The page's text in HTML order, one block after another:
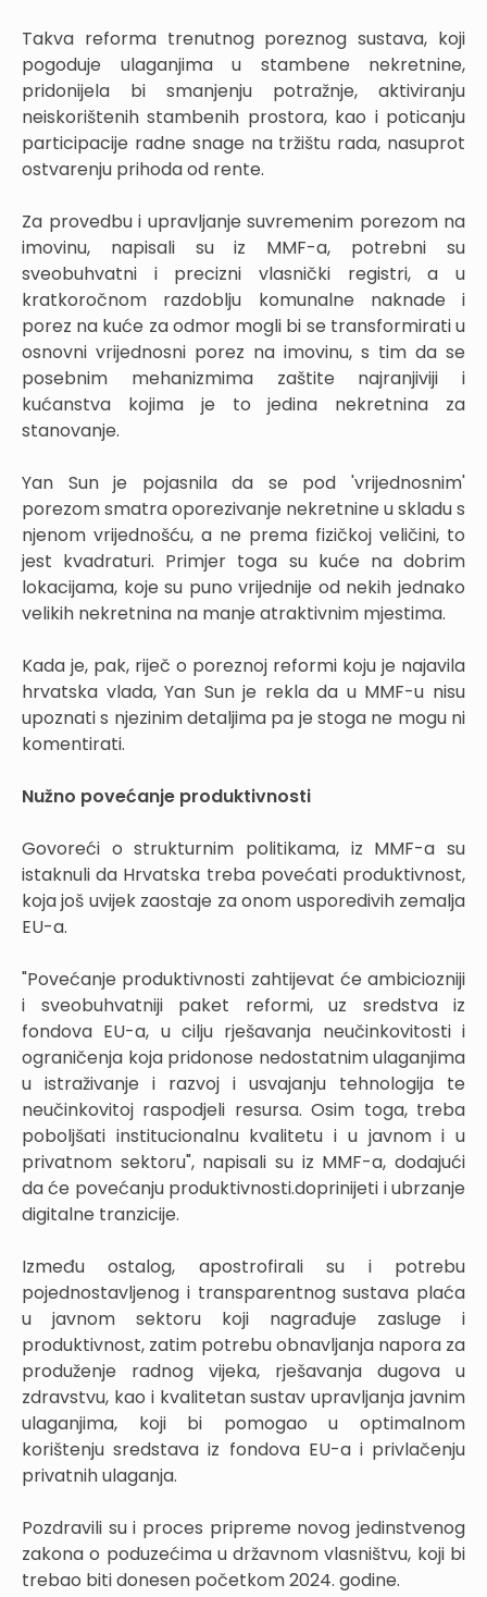
Takva reforma trenutnog poreznog sustava, koji
pogoduje ulaganjima u stambene nekretnine,
pridonijela bi smanjenju potražnje, aktiviranju
neiskorištenih stambenih prostora, kao i poticanju
participacije radne snage na tržištu rada, nasuprot
ostvarenju prihoda od rente.
Za provedbu i upravljanje suvremenim porezom na
imovinu, napisali su iz MMF-a, potrebni su
sveobuhvatni i precizni vlasnički registri, a u
kratkoročnom razdoblju komunalne naknade i
porez na kuće za odmor mogli bi se transformirati u
osnovni vrijednosni porez na imovinu, s tim da se
posebnim mehanizmima zaštite najranjiviji i
kućanstva kojima je to jedina nekretnina za
stanovanje.
Yan Sun je pojasnila da se pod 'vrijednosnim'
porezom smatra oporezivanje nekretnine u skladu s
njenom vrijednošću, a ne prema fizičkoj veličini, to
jest kvadraturi. Primjer toga su kuće na dobrim
lokacijama, koje su puno vrijednije od nekih jednako
velikih nekretnina na manje atraktivnim mjestima.
Kada je, pak, riječ o poreznoj reformi koju je najavila
hrvatska vlada, Yan Sun je rekla da u MMF-u nisu
upoznati s njezinim detaljima pa je stoga ne mogu ni
komentirati.
Nužno povećanje produktivnosti
Govoreći o strukturnim politikama, iz MMF-a su
istaknuli da Hrvatska treba povećati produktivnost,
koja još uvijek zaostaje za onom usporedivih zemalja
EU-a.
"Povećanje produktivnosti zahtijevat će ambiciozniji
i sveobuhvatniji paket reformi, uz sredstva iz
fondova EU-a, u cilju rješavanja neučinkovitosti i
ograničenja koja pridonose nedostatnim ulaganjima
u istraživanje i razvoj i usvajanju tehnologija te
neučinkovitoj raspodjeli resursa. Osim toga, treba
poboljšati institucionalnu kvalitetu i u javnom i u
privatnom sektoru", napisali su iz MMF-a, dodajući
da će povećanju produktivnosti.doprinijeti i ubrzanje
digitalne tranzicije.
Između ostalog, apostrofirali su i potrebu
pojednostavljenog i transparentnog sustava plaća
u javnom sektoru koji nagrađuje zasluge i
produktivnost, zatim potrebu obnavljanja napora za
produženje radnog vijeka, rješavanja dugova u
zdravstvu, kao i kvalitetan sustav upravljanja javnim
ulaganjima, koji bi pomogao u optimalnom
korištenju sredstava iz fondova EU-a i privlačenju
privatnih ulaganja.
Pozdravili su i proces pripreme novog jedinstvenog
zakona o poduzećima u državnom vlasništvu, koji bi
trebao biti donesen početkom 2024. godine.